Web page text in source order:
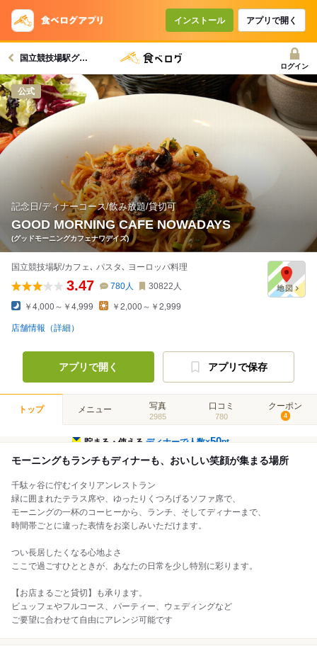
インストール アプリで開く
国立競技場駅グルメへ
ログイン
公式
記念日/ディナーコース/飲み放題/貸切可
GOOD MORNING CAFE NOWADAYS
(グッドモーニングカフェナワデイズ)
国立競技場駅/カフェ､ パスタ､ ヨーロッパ料理
3.47 780人 30822 人
￥4,000～￥4,999 ￥2,000～￥2,999
店舗情報（詳細）
アプリで開く アプリで保存
トップ メニュー 写真
2985
口コミ
780
クーポン
4
貯まる・使えるディナーで人数×50pt
モーニングもランチもディナーも、おいしい笑顔が集まる場所
千駄ヶ谷に佇むイタリアンレストラン
緑に囲まれたテラス席や、ゆったりくつろげるソファ席で、
モーニングの一杯のコーヒーから、ランチ、そしてディナーまで、
時間帯ごとに違った表情をお楽しみいただけます。
つい長居したくなる心地よさ
ここで過ごすひとときが、あなたの日常を少し特別に彩ります。
【お店まるごと貸切】も承ります。
ビュッフェやフルコース、パーティー、ウェディングなど
ご要望に合わせて自由にアレンジ可能です
コースで使えるクーポン
戻る
クーポンを利用せず予約する